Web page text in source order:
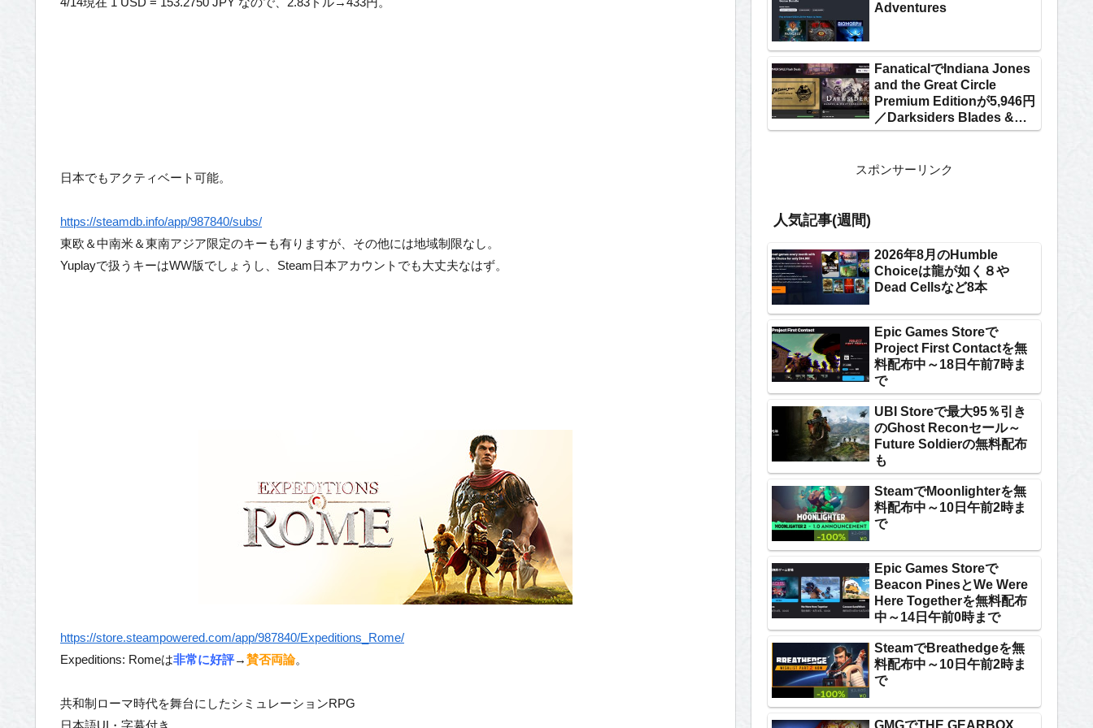
日本でもアクティベート可能。
https://steamdb.info/app/987840/subs/
東欧＆中南米＆東南アジア限定のキーも有りますが、その他には地域制限なし。
Yuplayで扱うキーはWW版でしょうし、Steam日本アカウントでも大丈夫なはず。
https://store.steampowered.com/app/987840/Expeditions_Rome/
Expeditions: Romeは非常に好評→賛否両論。
共和制ローマ時代を舞台にしたシミュレーションRPG
Adventures
FanaticalでIndiana Jones
and the Great Circle
Premium Editionが5,946円
／Darksiders Blades &
Whip Franchise Packが
スポンサーリンク
人気記事(週間)
2026年8月のHumble
Choiceは龍が如く８や
Dead Cellsなど8本
Epic Games Storeで
Project First Contactを無
料配布中～18日午前7時ま
で
UBI Storeで最大95％引き
のGhost Reconセール～
Future Soldierの無料配布
も
SteamでMoonlighterを無
料配布中～10日午前2時ま
で
Epic Games Storeで
Beacon PinesとWe Were
Here Togetherを無料配布
中～14日午前0時まで
SteamでBreathedgeを無
料配布中～10日午前2時ま
で
GMGでTHE GEARBOX